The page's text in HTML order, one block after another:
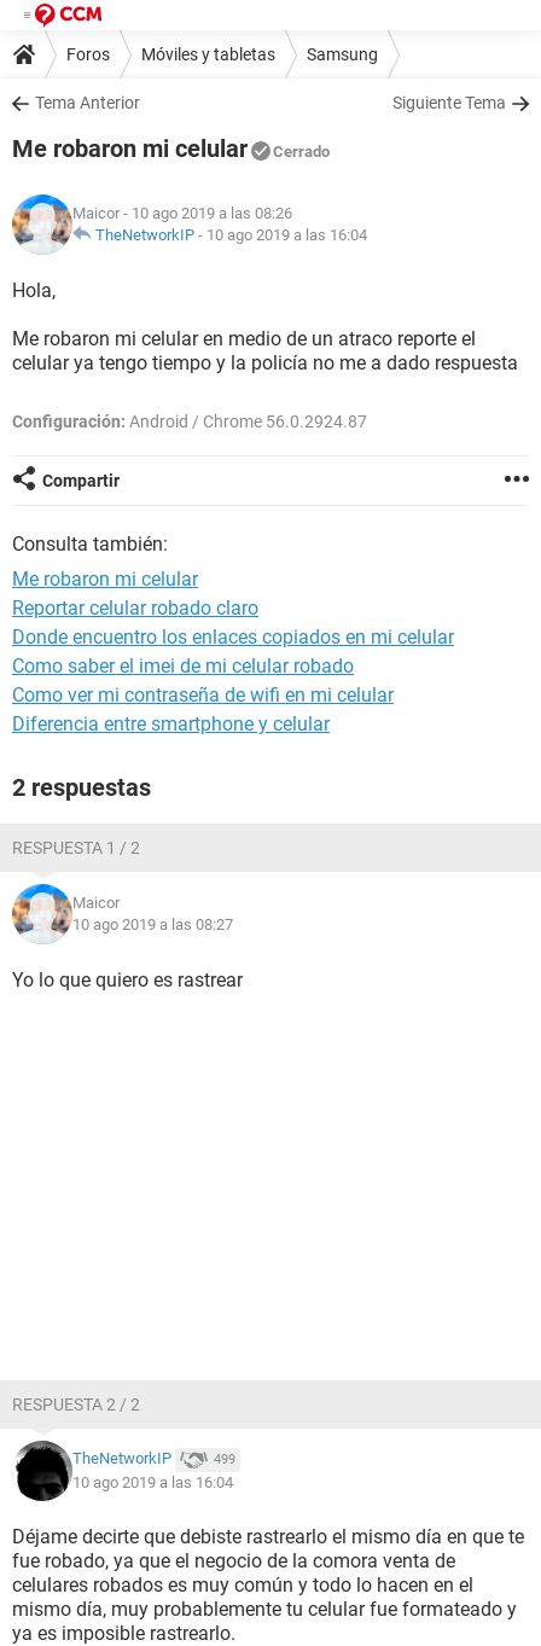
Foros Móviles y tabletas Samsung
Tema Anterior Siguiente Tema
Me robaron mi celular Cerrado
Maicor - 10 ago 2019 a las 08:26
TheNetworkIP - 10 ago 2019 a las 16:04
Hola,
Me robaron mi celular en medio de un atraco reporte el
celular ya tengo tiempo y la policía no me a dado respuesta
Configuración: Android / Chrome 56.0.2924.87
Compartir
Consulta también:
Me robaron mi celular
Reportar celular robado claro
Donde encuentro los enlaces copiados en mi celular
Como saber el imei de mi celular robado
Como ver mi contraseña de wifi en mi celular
Diferencia entre smartphone y celular
2 respuestas
RESPUESTA 1 / 2
Maicor
10 ago 2019 a las 08:27
Yo lo que quiero es rastrear
RESPUESTA 2 / 2
TheNetworkIP 499
10 ago 2019 a las 16:04
Déjame decirte que debiste rastrearlo el mismo día en que te
fue robado, ya que el negocio de la comora venta de
celulares robados es muy común y todo lo hacen en el
mismo día, muy probablemente tu celular fue formateado y
ya es imposible rastrearlo.